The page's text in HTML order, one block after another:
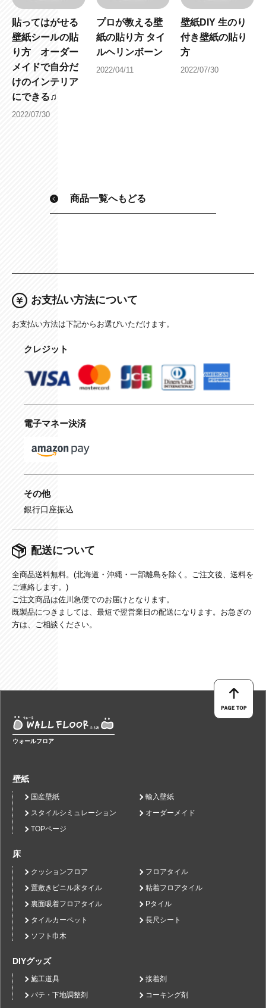
貼ってはがせる
壁紙シールの貼
り方 オーダー
メイドで自分だ
けのインテリア
にできる♫
2022/07/30
プロが教える壁
紙の貼り方 タイ
ルヘリンボーン
2022/04/11
壁紙DIY 生のり
付き壁紙の貼り
方
2022/07/30
商品一覧へもどる
お支払い方法について
お支払い方法は下記からお選びいただけます。
クレジット
電子マネー決済
その他
銀行口座振込
配送について
全商品送料無料。(北海道・沖縄・一部離島を除く。ご注文後、送料を
ご連絡します。)
ご注文商品は佐川急便でのお届けとなります。
既製品につきましては、最短で翌営業日の配送になります。お急ぎの
方は、ご相談ください。
ウォールフロア
壁紙
国産壁紙
輸入壁紙
スタイルシミュレーション
オーダーメイド
TOPページ
床
クッションフロア
フロアタイル
置敷きビニル床タイル
粘着フロアタイル
裏面吸着フロアタイル
Pタイル
タイルカーペット
長尺シート
ソフト巾木
DIYグッズ
施工道具
接着剤
パテ・下地調整剤
コーキング剤